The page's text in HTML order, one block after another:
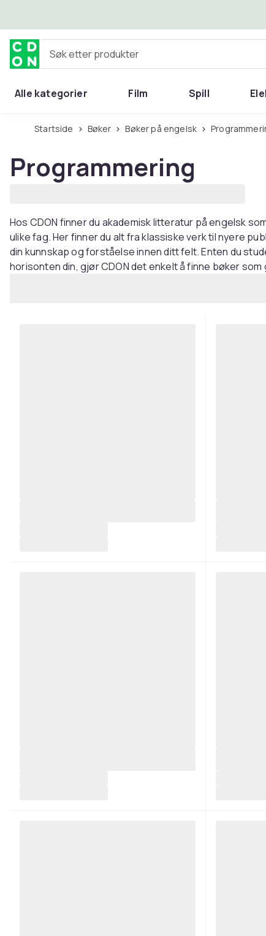
Søk etter produkter
Alle kategorier Film Spill
Startside Bøker Bøker på engelsk
Programmering
Hos CDON finner du akademisk litteratur på engelsk
ulike fag. Her finner du alt fra klassiske verk til nyere
din kunnskap og forståelse innen ditt felt. Enten du
horisonten din, gjør CDON det enkelt å finne bøker